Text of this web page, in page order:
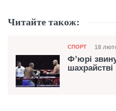
Читайте також:
Категорія
СПОРТ Дата
18
Ф’юрі
шахрайстві